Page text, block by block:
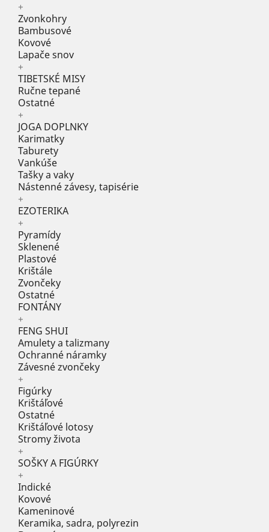
+
Zvonkohry
Bambusové
Kovové
Lapače snov
+
TIBETSKÉ MISY
Ručne tepané
Ostatné
+
JOGA DOPLNKY
Karimatky
Taburety
Vankúše
Tašky a vaky
Nástenné závesy, tapisérie
+
EZOTERIKA
+
Pyramídy
Sklenené
Plastové
Krištále
Zvončeky
Ostatné
FONTÁNY
+
FENG SHUI
Amulety a talizmany
Ochranné náramky
Závesné zvončeky
+
Figúrky
Krištáľové
Ostatné
Krištáľové lotosy
Stromy života
+
SOŠKY A FIGÚRKY
+
Indické
Kovové
Kameninové
Keramika, sadra, polyrezin